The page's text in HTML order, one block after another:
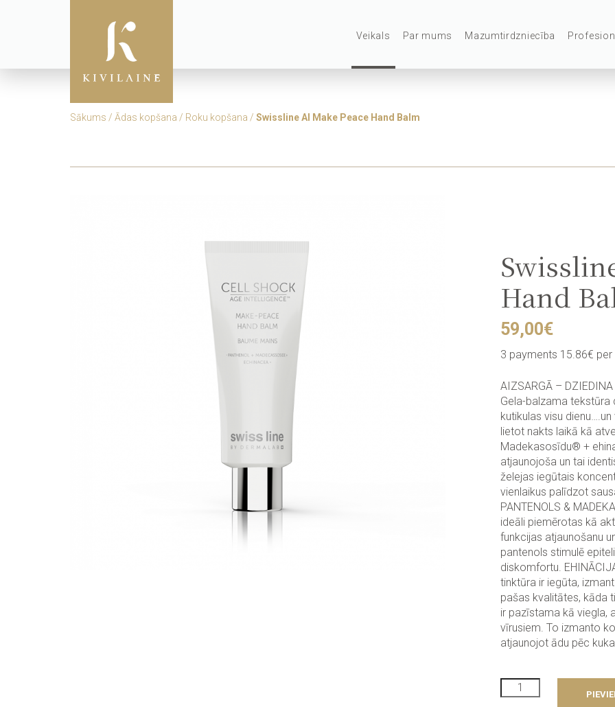
Veikals Par mums Mazumtirdzniecība
Sākums / Ādas kopšana / Roku kopšana / Swissline AI Make Peace Hand Balm
Hand
59,00€
3 payments 15.86€
AIZSARGĀ –
Gela-balzama tekstūra
kutikulas visu
lietot nakts laikā kā
Madekasosīdu® +
atjaunojoša un tai
želejas iegūtais
vienlaikus palīdzot
PANTENOLS &
ideāli piemērotas kā
funkcijas atjaunošanu
pantenols stimulē
diskomfortu.
tinktūra ir iegūta,
pašas kvalitātes, kāda
ir pazīstama kā viegla,
vīrusiem. To izmanto
atjaunojot ādu pēc
Swissline
AI